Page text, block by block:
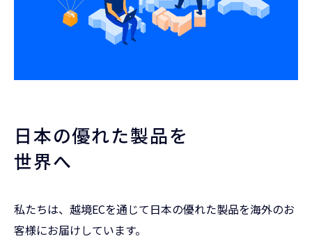
日本の優れた製品を
世界へ
私たちは、越境ECを通じて日本の優れた製品を海外のお
客様にお届けしています。